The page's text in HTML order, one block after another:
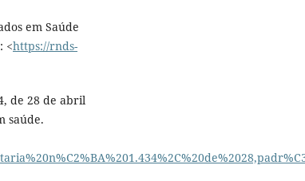
em Saúde
<https://rnds-
de 28 de abril
saúde.